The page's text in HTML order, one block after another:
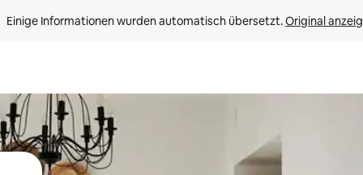
Einige Informationen wurden automatisch übersetzt. Original